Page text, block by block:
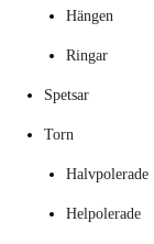
Hängen
Ringar
Spetsar
Torn
Halvpolerade
Helpolerade